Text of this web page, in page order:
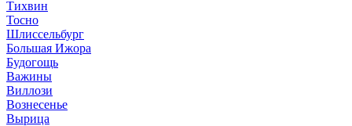
Тихвин
Тосно
Шлиссельбург
Большая Ижора
Будогощь
Важины
Виллози
Вознесенье
Вырица